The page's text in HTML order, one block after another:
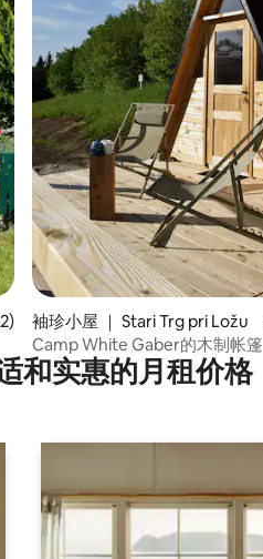
分（满分 5 分），共 22 条评价
袖珍小屋 ｜ Stari Trg pri Ložu
Camp White Gaber的木制帐篷
和实惠的月租价格